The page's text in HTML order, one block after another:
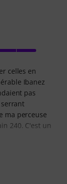
celles en
Ibanez
pas
serrant
ma perceuse
240. C'est un